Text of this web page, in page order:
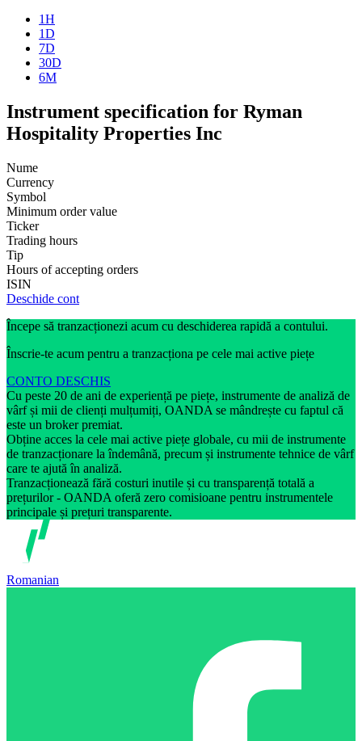
1H
1D
7D
30D
6M
Instrument specification for Ryman
Hospitality Properties Inc
Nume
Currency
Symbol
Minimum order value
Ticker
Trading hours
Tip
Hours of accepting orders
ISIN
Deschide cont
Începe să tranzacționezi acum cu deschiderea rapidă a contului.
Înscrie-te acum pentru a tranzacționa pe cele mai active piețe
CONTO DESCHIS
Cu peste 20 de ani de experiență pe piețe, instrumente de analiză de
vârf și mii de clienți mulțumiți, OANDA se mândrește cu faptul că
este un broker premiat.
Obține acces la cele mai active piețe globale, cu mii de instrumente
de tranzacționare la îndemână, precum și instrumente tehnice de vârf
care te ajută în analiză.
Tranzacționează fără costuri inutile și cu transparență totală a
prețurilor - OANDA oferă zero comisioane pentru instrumentele
principale și prețuri transparente.
Romanian